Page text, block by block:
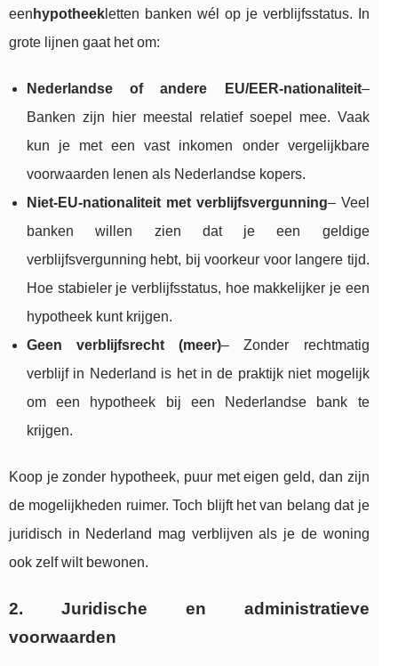
een hypotheek letten banken wél op je verblijfsstatus. In
grote lijnen gaat het om:
Nederlandse of andere EU/EER-nationaliteit–
Banken zijn hier meestal relatief soepel mee. Vaak
kun je met een vast inkomen onder vergelijkbare
voorwaarden lenen als Nederlandse kopers.
Niet-EU-nationaliteit met verblijfsvergunning– Veel
banken willen zien dat je een geldige
verblijfsvergunning hebt, bij voorkeur voor langere tijd.
Hoe stabieler je verblijfsstatus, hoe makkelijker je een
hypotheek kunt krijgen.
Geen verblijfsrecht (meer)– Zonder rechtmatig
verblijf in Nederland is het in de praktijk niet mogelijk
om een hypotheek bij een Nederlandse bank te
krijgen.
Koop je zonder hypotheek, puur met eigen geld, dan zijn
de mogelijkheden ruimer. Toch blijft het van belang dat je
juridisch in Nederland mag verblijven als je de woning
ook zelf wilt bewonen.
2. Juridische en administratieve
voorwaarden